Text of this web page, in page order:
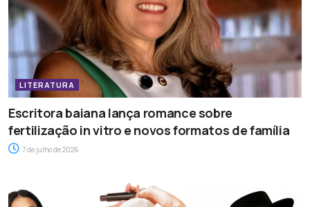
LITERATURA
Escritora baiana lança romance sobre
fertilização in vitro e novos formatos de família
7 de julho de 2026